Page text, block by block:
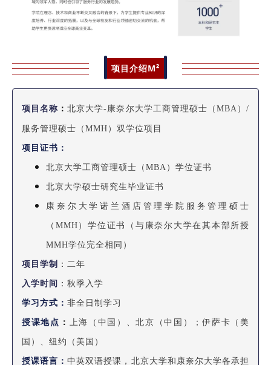
项目介绍M²
项目名称 ：北京大学-康奈尔大学工商管理硕士（MBA）/
服务管理硕士（MMH）双学位项目
项目证书：
北京大学工商管理硕士（MBA）学位证书
北京大学硕士研究生毕业证书
康奈尔大学诺兰酒店管理学院服务管理硕士
（MMH）学位证书（与康奈尔大学在其本部所授
MMH学位完全相同）
项目学制 ： 二年
入学时间 ： 秋季入学
学习方式： 非全日制学习
授课地点 ： 上海（中国）、北京（中国）；伊萨卡（美
国）、纽约（美国）
授课语言：中英双语授课，北京大学和康奈尔大学各承担